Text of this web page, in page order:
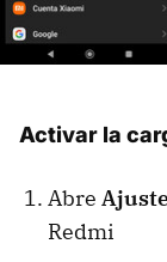
Activar la
Abre
Redmi